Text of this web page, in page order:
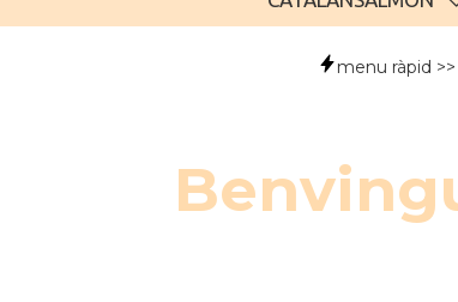
menu ràpid >>